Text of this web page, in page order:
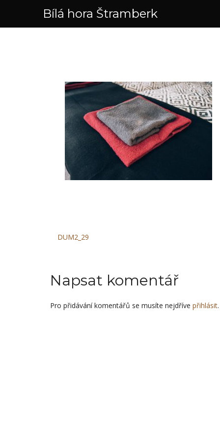
content
Bílá hora Štramberk
Navigace
příspěvek
DUM2_29
Napsat komentář
Pro přidávání komentářů se musíte nejdříve přihlásit.